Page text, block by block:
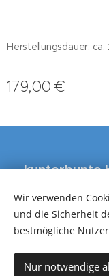
Herstellungsdauer:
179,00 €
kunterbunte
Wir verwenden
und die Sicherheit
bestmögliche
Nur notwendige